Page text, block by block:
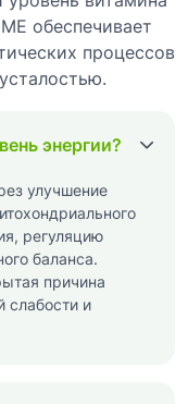
обеспечивает
процессов
энергии?
улучшение
регуляцию
баланса.
причина
слабости и